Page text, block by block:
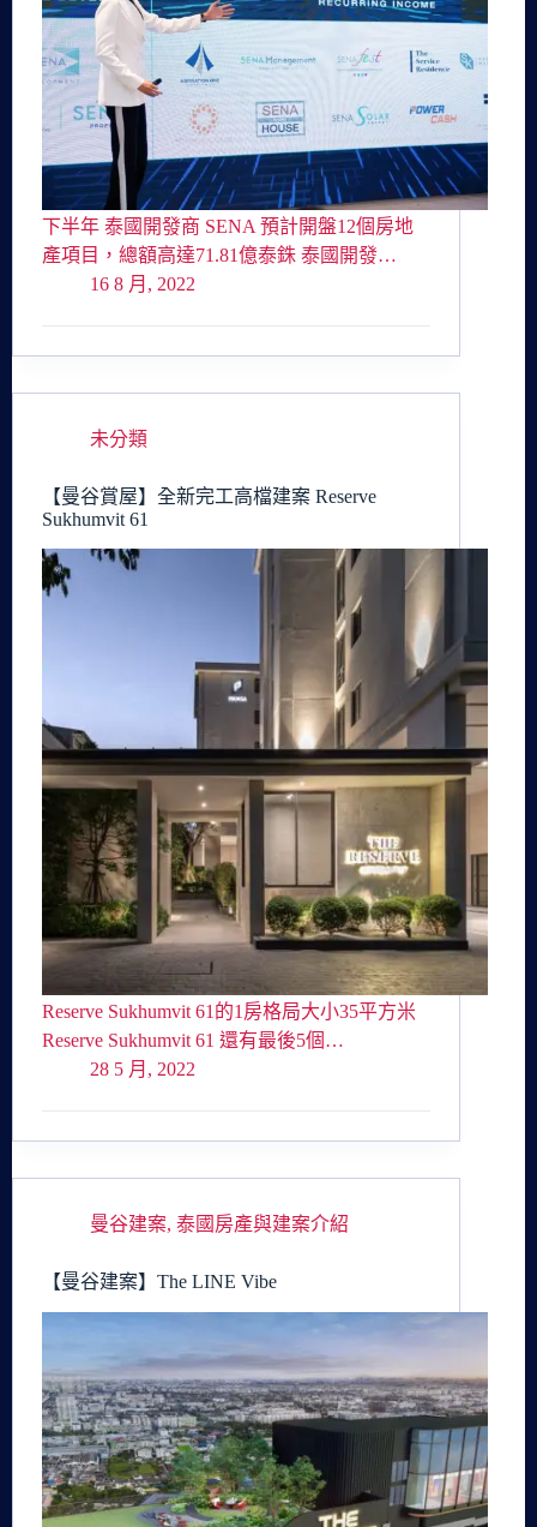
下半年 泰國開發商 SENA 預計開盤12個房地
產項目，總額高達71.81億泰銖 泰國開發…
16 8 月, 2022
未分類
【曼谷賞屋】全新完工高檔建案 Reserve
Sukhumvit 61
Reserve Sukhumvit 61的1房格局大小35平方米
Reserve Sukhumvit 61 還有最後5個…
28 5 月, 2022
曼谷建案, 泰國房產與建案介紹
【曼谷建案】The LINE Vibe